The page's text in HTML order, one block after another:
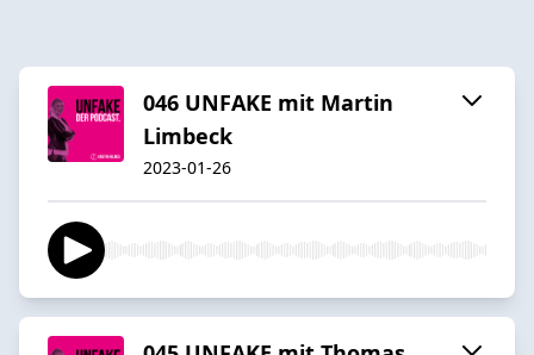
046 UNFAKE mit Martin
Limbeck
2023-01-26